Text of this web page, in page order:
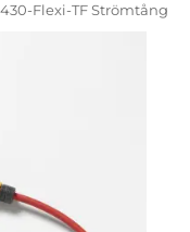
Flexi-TF Strömtång